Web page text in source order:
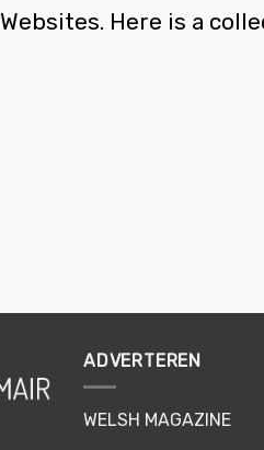
Websites. Here is a
ADVERTEREN
WELSH MAGAZINE